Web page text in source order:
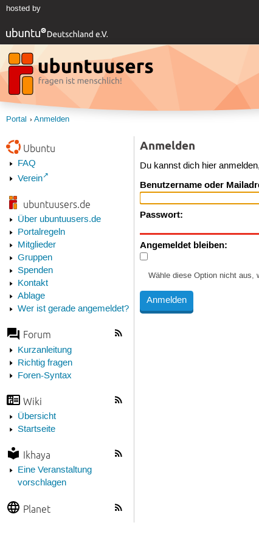
hosted by
Portal Anmelden
Ubuntu
FAQ
Verein
ubuntuusers.de
Über ubuntuusers.de
Portalregeln
Mitglieder
Gruppen
Spenden
Kontakt
Ablage
Wer ist gerade angemeldet?
Forum
Kurzanleitung
Richtig fragen
Foren-Syntax
Wiki
Übersicht
Startseite
Ikhaya
Eine Veranstaltung
vorschlagen
Planet
Anmelden
Du kannst dich hier
Benutzername oder
Passwort:
Angemeldet bleiben:
Wähle diese Option nicht aus,